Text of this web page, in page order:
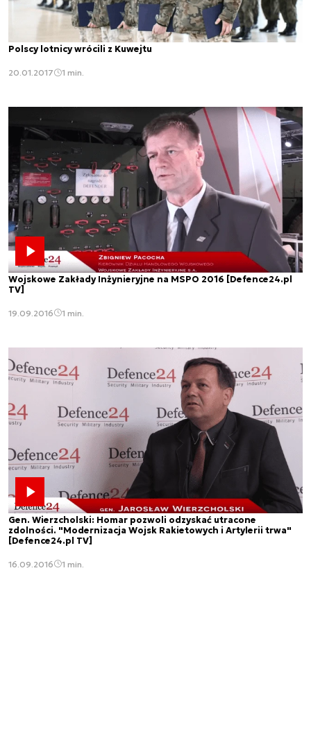
Polscy lotnicy wrócili z Kuwejtu
20.01.2017 1 min.
Wojskowe Zakłady Inżynieryjne na MSPO 2016 [Defence24.pl
TV]
19.09.2016 1 min.
Gen. Wierzcholski: Homar pozwoli odzyskać utracone
zdolności. "Modernizacja Wojsk Rakietowych i Artylerii trwa"
[Defence24.pl TV]
16.09.2016 1 min.